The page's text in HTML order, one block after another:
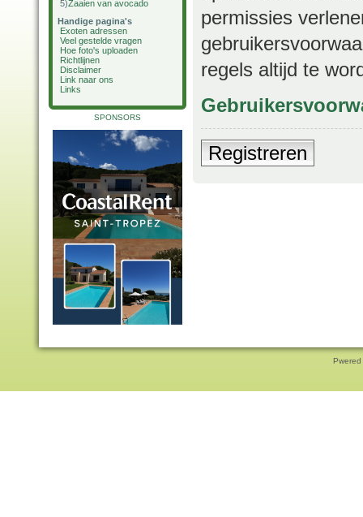
5)Zaaien van avocado
Handige pagina's
Exoten adressen
Veel gestelde vragen
Hoe foto's uploaden
Richtlijnen
Disclaimer
Link naar ons
Links
SPONSORS
permissies
regels altijd te
Registreren